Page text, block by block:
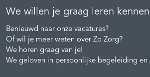
We willen je graag leren kennen
Benieuwd naar onze vacatures?
Of wil je meer weten over Zo Zorg?
We horen graag van je!
We geloven in persoonlijke begeleiding en